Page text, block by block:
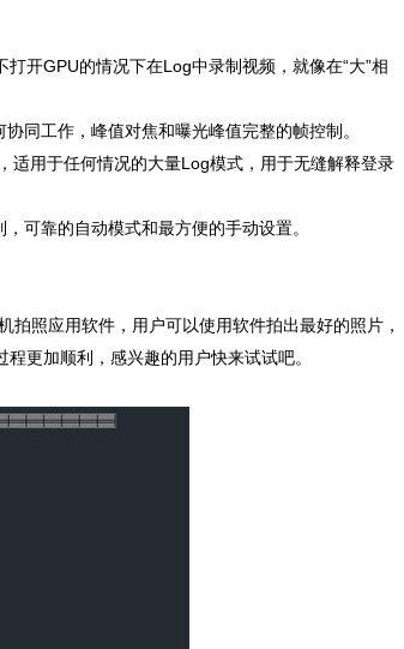
GPU的情况下在Log中录制视频，就像在“大”相
工作，峰值对焦和曝光峰值完整的帧控制。
用于任何情况的大量Log模式，用于无缝解释登录
靠的自动模式和最方便的手动设置。
照应用软件，用户可以使用软件拍出最好的照片，
更加顺利，感兴趣的用户快来试试吧。